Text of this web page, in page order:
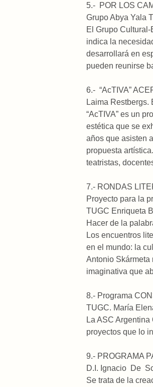
5.- POR LOS
Grupo Abya Yala
El Grupo
indica la
desarrollará en
pueden reunirse
6.- “AcTIVA”
Laima Restbergs.
“AcTIVA” es un
estética que se
años que asisten
propuesta
teatristas,
7.- RONDAS
Proyecto para la
TUGC Enriqueta
Hacer de la
Los encuentros
en el mundo: la
Antonio Skármeta
imaginativa que
8.- Programa
TUGC. María
La ASC
proyectos que lo
9.- PROGRAMA
D.I. Ignacio De
Se trata de la